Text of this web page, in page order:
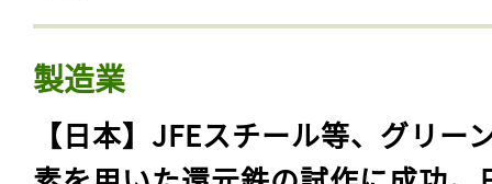
製造業
【日本】JFEスチール等、グリー